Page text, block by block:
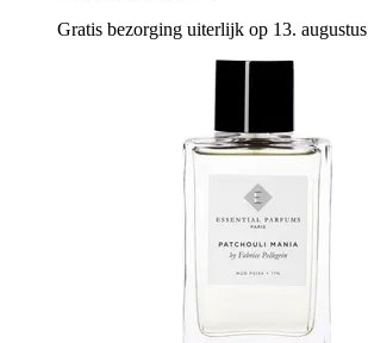
Gratis bezorging uiterlijk op 13. augustus